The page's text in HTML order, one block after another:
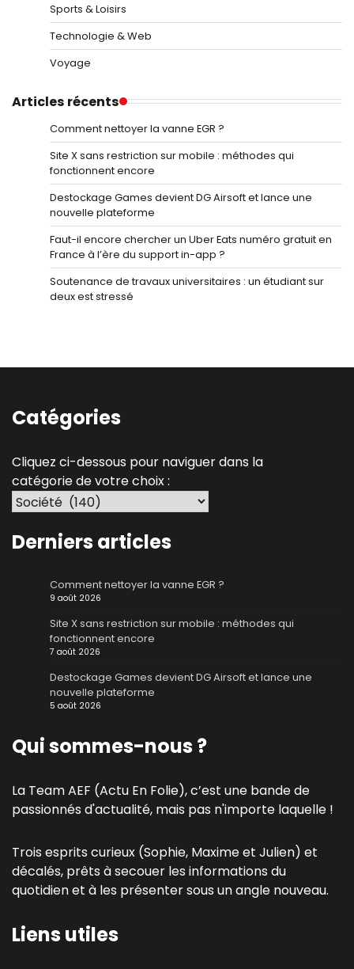
Sports & Loisirs
Technologie & Web
Voyage
Articles récents
Comment nettoyer la vanne EGR ?
Site X sans restriction sur mobile : méthodes qui
fonctionnent encore
Destockage Games devient DG Airsoft et lance une
nouvelle plateforme
Faut-il encore chercher un Uber Eats numéro gratuit en
France à l’ère du support in-app ?
Soutenance de travaux universitaires : un étudiant sur
deux est stressé
Catégories
Cliquez ci-dessous pour naviguer dans la
catégorie de votre choix :
Derniers articles
Comment nettoyer la vanne EGR ?
9 août 2026
Site X sans restriction sur mobile : méthodes qui
fonctionnent encore
7 août 2026
Destockage Games devient DG Airsoft et lance une
nouvelle plateforme
5 août 2026
Qui sommes-nous ?
La Team AEF (Actu En Folie), c’est une bande de
passionnés d'actualité, mais pas n'importe laquelle !
Trois esprits curieux (Sophie, Maxime et Julien) et
décalés, prêts à secouer les informations du
quotidien et à les présenter sous un angle nouveau.
Liens utiles